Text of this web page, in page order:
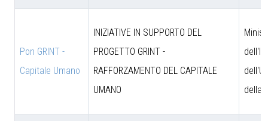
Pon GRINT -
Capitale Umano
INIZIATIVE IN SUPPORTO DEL
PROGETTO GRINT -
RAFFORZAMENTO DEL CAPITALE
UMANO
della